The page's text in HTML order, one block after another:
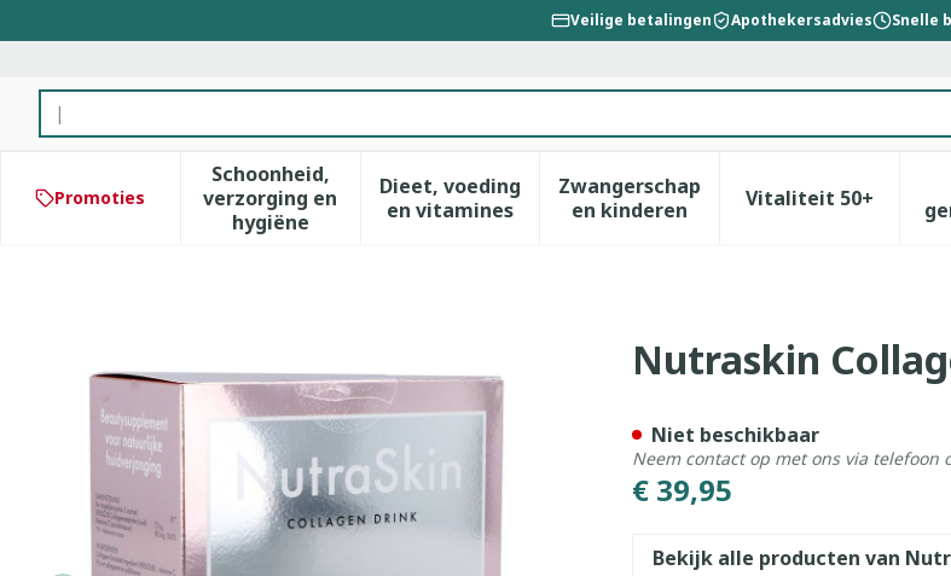
Veilige betalingen Apothekersadvies Snelle
Product, merk, categorie...
Promoties
Schoonheid,
verzorging en
hygiëne
Toon submenu voor Schoonheid, verzorging en hygiëne categorie
Dieet, voeding
en vitamines
Toon submenu voor Dieet, voeding en vitamines
Zwangerschap
en kinderenToon submenu voor
Vitaliteit 50+
Toon
Nutraskin Collagen Drink Pdr Zakje 20
Nutraskin
€ 39,95
Niet beschikbaar
Neem contact op met ons via
Bekijk alle producten van